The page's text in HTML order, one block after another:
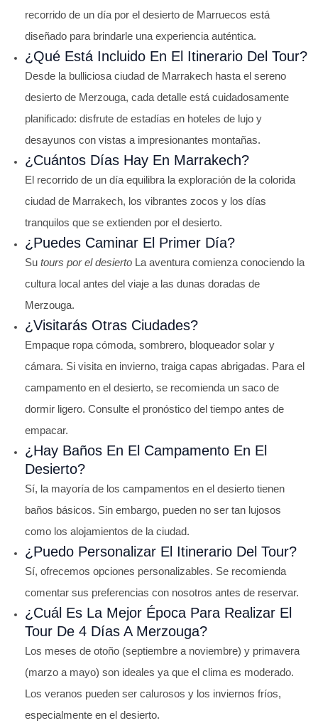
recorrido de un día por el desierto de Marruecos está
diseñado para brindarle una experiencia auténtica.
¿Qué Está Incluido En El Itinerario Del Tour?
Desde la bulliciosa ciudad de Marrakech hasta el sereno
desierto de Merzouga, cada detalle está cuidadosamente
planificado: disfrute de estadías en hoteles de lujo y
desayunos con vistas a impresionantes montañas.
¿Cuántos Días Hay En Marrakech?
El recorrido de un día equilibra la exploración de la colorida
ciudad de Marrakech, los vibrantes zocos y los días
tranquilos que se extienden por el desierto.
¿Puedes Caminar El Primer Día?
Su tours por el desierto La aventura comienza conociendo la
cultura local antes del viaje a las dunas doradas de
Merzouga.
¿Visitarás Otras Ciudades?
Empaque ropa cómoda, sombrero, bloqueador solar y
cámara. Si visita en invierno, traiga capas abrigadas. Para el
campamento en el desierto, se recomienda un saco de
dormir ligero. Consulte el pronóstico del tiempo antes de
empacar.
¿Hay Baños En El Campamento En El
Desierto?
Sí, la mayoría de los campamentos en el desierto tienen
baños básicos. Sin embargo, pueden no ser tan lujosos
como los alojamientos de la ciudad.
¿Puedo Personalizar El Itinerario Del Tour?
Sí, ofrecemos opciones personalizables. Se recomienda
comentar sus preferencias con nosotros antes de reservar.
¿Cuál Es La Mejor Época Para Realizar El
Tour De 4 Días A Merzouga?
Los meses de otoño (septiembre a noviembre) y primavera
(marzo a mayo) son ideales ya que el clima es moderado.
Los veranos pueden ser calurosos y los inviernos fríos,
especialmente en el desierto.